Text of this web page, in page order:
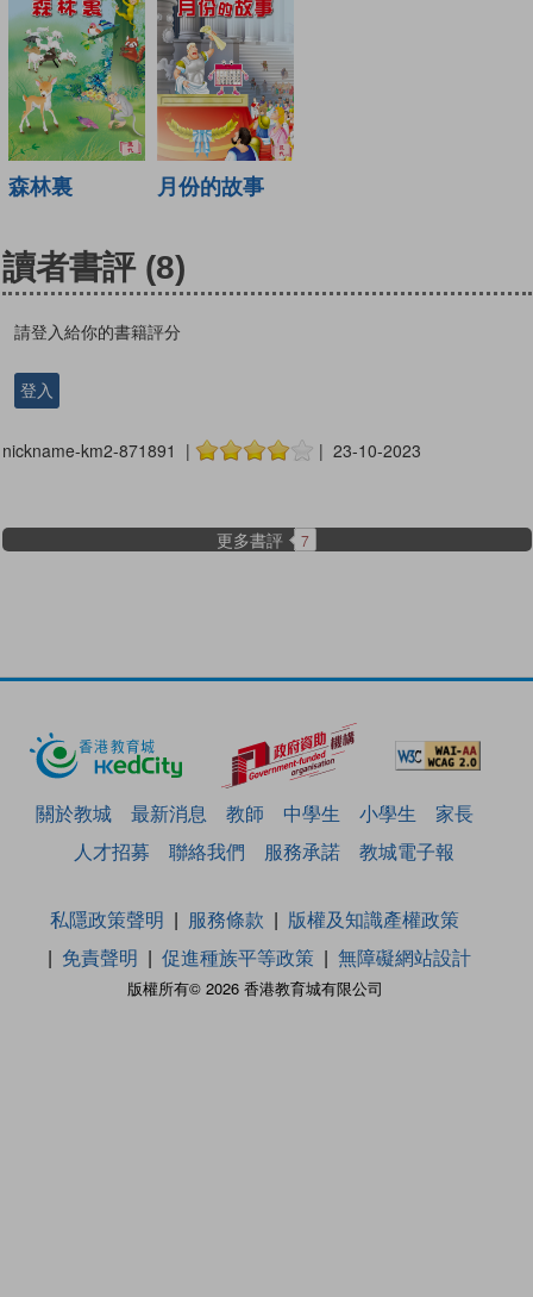
森林裏 月份的故事
讀者書評 (8)
請登入給你的書籍評分
登入
nickname-km2-871891 | | 23-10-2023
更多書評 7
關於教城 最新消息 教師 中學生 小學生
家長
人才招募
聯絡我們 服務承諾 教城電子報
版權所有© 2026 香港教育城有限公司
私隱政策聲明 服務條款
版權及知識產權政策
免責聲明
促進種族平等政策 無障礙網站設計